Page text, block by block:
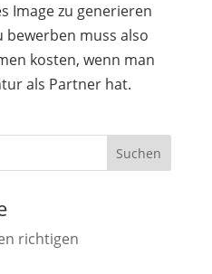
Image zu generieren
bewerben muss also
kosten, wenn man
als Partner hat.
Suchen
richtigen